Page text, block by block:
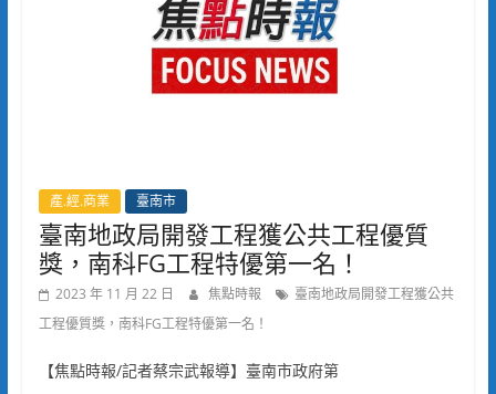
產.經.商業 臺南市
臺南地政局開發工程獲公共工程優質
獎，南科FG工程特優第一名！
2023 年 11 月 22 日 焦點時報
臺南地政局開發工程獲公共
工程優質獎，南科FG工程特優第一名！
【焦點時報/記者蔡宗武報導】臺南市政府第